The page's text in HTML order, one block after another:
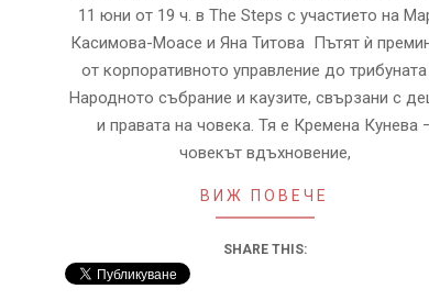
11 юни от 19 ч. в The Steps с участието на
Касимова-Моасе и Яна Титова Пътят ѝ
от корпоративното управление до
Народното събрание и каузите, свързани с
и правата на човека. Тя е Кремена Кунева
човекът вдъхновение,
ВИЖ ПОВЕЧЕ
SHARE THIS: